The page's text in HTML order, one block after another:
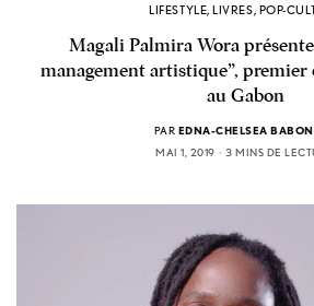
LIFESTYLE,LIVRES, POP-
Magali Palmira Wora
management artistique”, premier
au Gabon
PAR EDNA-CHELSEA
MAI 1, 2019
3 MINS DE